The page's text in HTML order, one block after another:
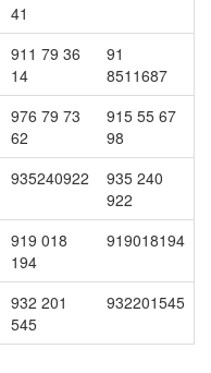
41
911 79 36
14
91
8511687
976 79 73
62
915 55 67
98
935240922
935 240
922
919 018
194
919018194
932 201
545
932201545